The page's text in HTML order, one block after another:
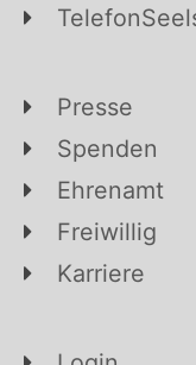
Presse
Spenden
Ehrenamt
Freiwillig
Karriere